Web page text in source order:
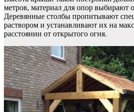
метров, материал для опор выбирают
Деревянные столбы пропитывают
раствором и устанавливают их на
расстоянии от открытого огня.